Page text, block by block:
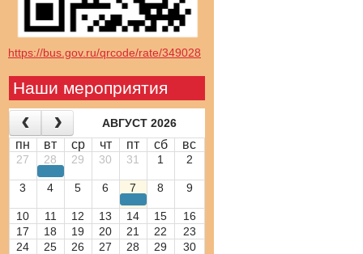
https://bus.gov.ru/qrcode/rate/349028
Наши мероприятия
АВГУСТ 2026
пн вт ср чт пт сб вс
27 28 29 30 31 1 2
3 4 5 6 7 8 9
10 11 12 13 14 15
16
17
18 19 20 21 22
23
24
25 26 27 28 29
30